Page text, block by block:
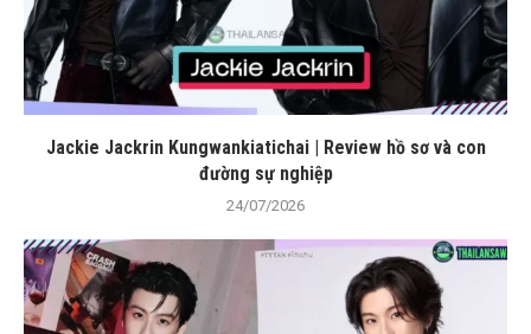
Jackie Jackrin Kungwankiatichai | Review hồ sơ và con
đường sự nghiệp
24/07/2026